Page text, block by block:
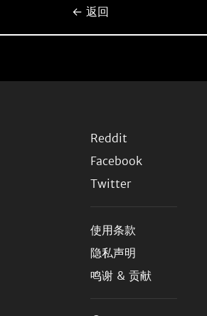
← 返回
Reddit
Facebook
Twitter
使用条款
隐私声明
鸣谢 & 贡献